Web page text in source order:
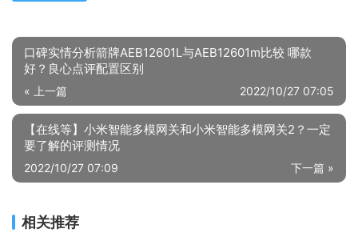
口碑实情分析箭牌AEB12601L与AEB12601m比较 哪款
好？良心点评配置区别
« 上一篇 2022/10/27 07:05
【在线等】小米智能多模网关和小米智能多模网关2？一定
要了解的评测情况
下一篇 »
2022/10/27 07:09
相关推荐